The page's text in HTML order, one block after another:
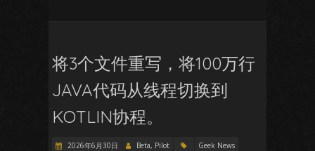
将3个文件重写，将100万行
JAVA代码从线程切换到
KOTLIN协程。
2026年6月30日 Beta, Pilot
Geek News